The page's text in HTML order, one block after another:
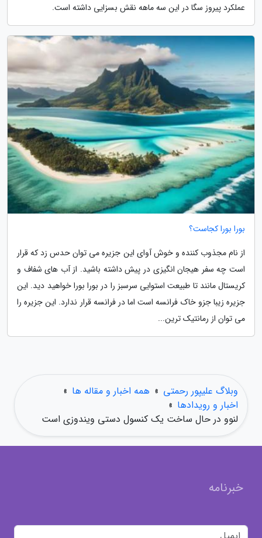
عملکرد پیروز سگا در این سه ماهه نقش بسزایی داشته است.
بورا بورا کجاست؟
از نام مجذوب کننده و خوش آوای این جزیره می توان حدس زد که قرار
است چه سفر هیجان انگیزی در پیش داشته باشید. از آب های شفاف و
کریستال مانند تا طبیعت استوایی سرسبز را در بورا بورا خواهید دید. این
جزیره زیبا جزو خاک فرانسه است اما در فرانسه قرار ندارد. این جزیره را
می توان از رمانتیک ترین...
وبلاگ علیپور رحمتی » همه اخبار و مقاله ها »
اخبار و رویدادها »
لنوو در حال ساخت یک کنسول دستی ویندوزی است
خبرنامه